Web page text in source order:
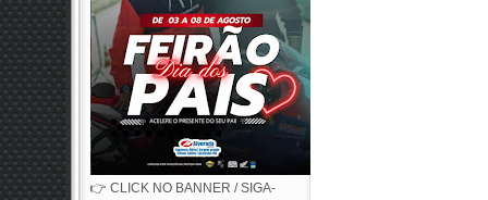
👉 CLICK NO BANNER / SIGA-